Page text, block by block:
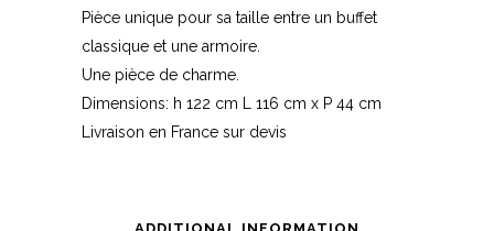
Pièce unique pour sa taille entre un buffet
classique et une armoire.
Une pièce de charme.
Dimensions: h 122 cm L 116 cm x P 44 cm
Livraison en France sur devis